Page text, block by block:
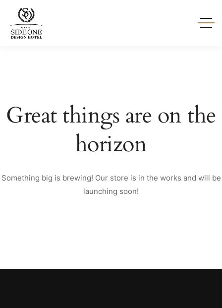
Great things are on the
horizon
Something big is brewing! Our store is in the works and will be
launching soon!